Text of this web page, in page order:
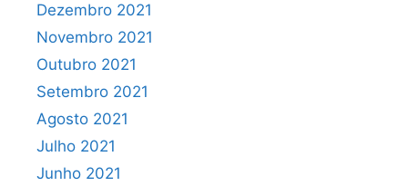
Dezembro 2021
Novembro 2021
Outubro 2021
Setembro 2021
Agosto 2021
Julho 2021
Junho 2021